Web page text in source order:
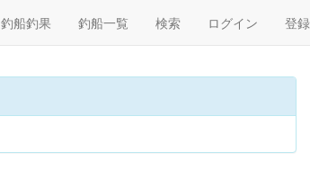
釣船釣果 釣船一覧 検索 ログイン 登録